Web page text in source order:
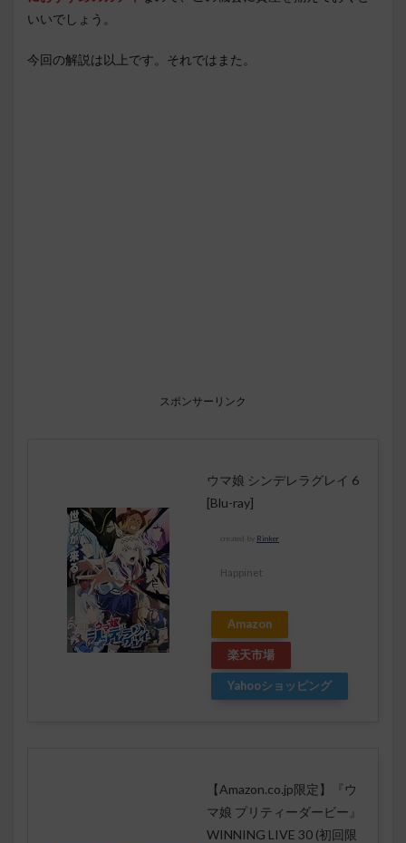
いいでしょう。
今回の解説は以上です。それではまた。
スポンサーリンク
ウマ娘 シンデレラグレイ 6
[Blu-ray]
created by Rinker
Happinet
Amazon
楽天市場
Yahooショッピング
【Amazon.co.jp限定】『ウ
マ娘 プリティーダービー』
WINNING LIVE 30 (初回限